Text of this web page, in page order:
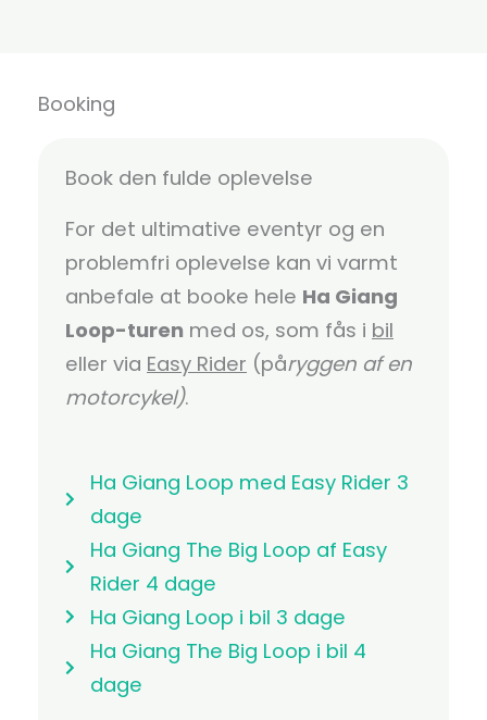
Booking
Book den fulde oplevelse
For det ultimative eventyr og en
problemfri oplevelse kan vi varmt
anbefale at booke hele Ha Giang
Loop-turen med os, som fås i bil
eller via Easy Rider (påryggen af en
motorcykel).
Ha Giang Loop med Easy Rider 3
dage
Ha Giang The Big Loop af Easy
Rider 4 dage
Ha Giang Loop i bil 3 dage
Ha Giang The Big Loop i bil 4
dage